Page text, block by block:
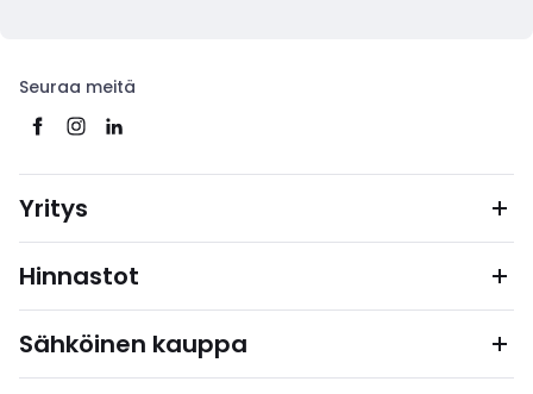
Seuraa meitä
Yritys
Hinnastot
Sähköinen kauppa